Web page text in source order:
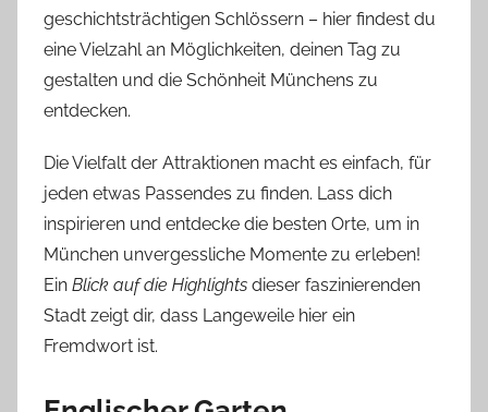
geschichtsträchtigen Schlössern – hier findest du
eine Vielzahl an Möglichkeiten, deinen Tag zu
gestalten und die Schönheit Münchens zu
entdecken.
Die Vielfalt der Attraktionen macht es einfach, für
jeden etwas Passendes zu finden. Lass dich
inspirieren und entdecke die besten Orte, um in
München unvergessliche Momente zu erleben!
Ein Blick auf die Highlights dieser faszinierenden
Stadt zeigt dir, dass Langeweile hier ein
Fremdwort ist.